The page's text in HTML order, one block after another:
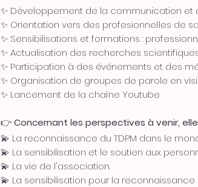
✨ Développement de la communication
✨ Orientation vers des profesionnel·les de
✨ Sensibilisations et formations :
✨ Actualisation des recherches
✨ Participation à des événements et des
✨ Organisation de groupes de parole en
✨ Lancement de la chaîne Youtube
👉Concernant les perspectives à venir,
💫 La reconnaissance du TDPM dans le
💫 La sensibilisation et le soutien aux
💫 La vie de l'association.
💫 La sensibilisation pour la